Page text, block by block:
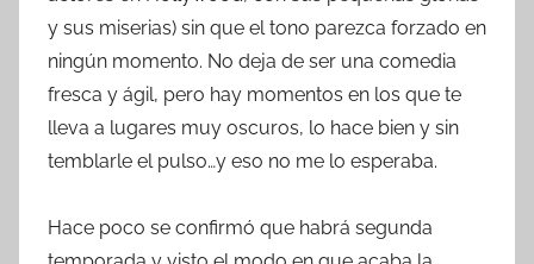
y sus miserias) sin que el tono parezca forzado en
ningún momento. No deja de ser una comedia
fresca y ágil, pero hay momentos en los que te
lleva a lugares muy oscuros, lo hace bien y sin
temblarle el pulso…y eso no me lo esperaba.
Hace poco se confirmó que habrá segunda